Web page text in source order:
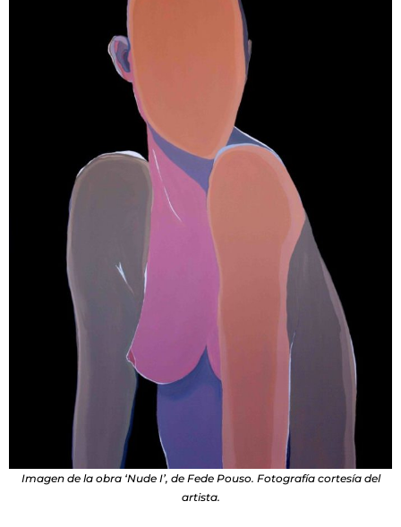
Imagen de la obra ‘Nude I’, de Fede Pouso. Fotografía cortesía del
artista.